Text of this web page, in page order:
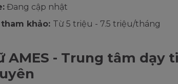
Đang cập nhật
tham khảo: Từ 5 triệu - 7.5 triệu/tháng
AMES - Trung tâm dạy